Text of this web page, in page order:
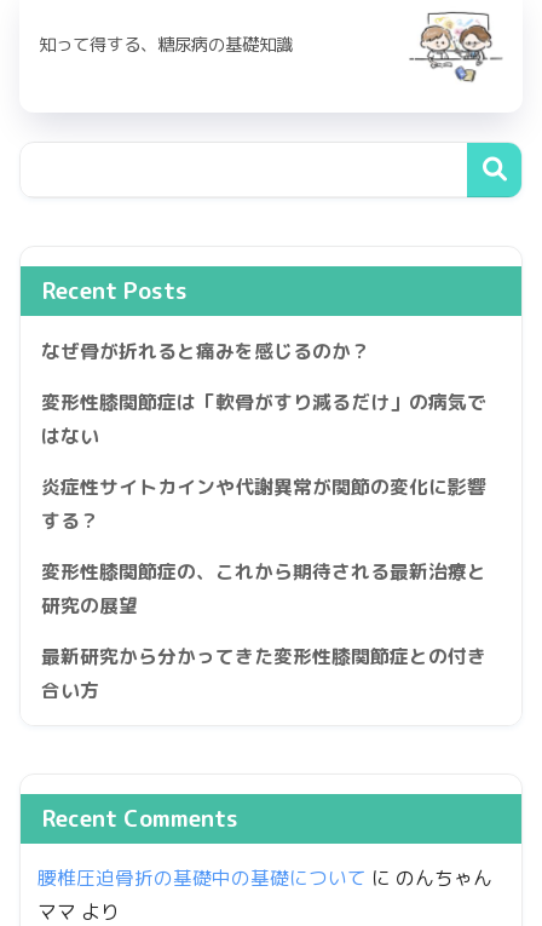
知って得する、糖尿病の基礎知識
Recent Posts
なぜ骨が折れると痛みを感じるのか？
変形性膝関節症は「軟骨がすり減るだけ」の病気で
はない
炎症性サイトカインや代謝異常が関節の変化に影響
する？
変形性膝関節症の、これから期待される最新治療と
研究の展望
最新研究から分かってきた変形性膝関節症との付き
合い方
Recent Comments
腰椎圧迫骨折の基礎中の基礎について に のんちゃん
ママ より